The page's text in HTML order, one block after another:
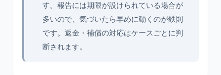
す。報告には期限が設けられている場合が
多いので、気づいたら早めに動くのが鉄則
です。返金・補償の対応はケースごとに判
断されます。